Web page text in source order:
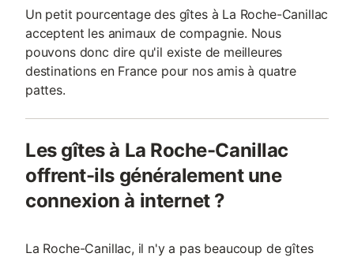
Un petit pourcentage des gîtes à La Roche-Canillac
acceptent les animaux de compagnie. Nous
pouvons donc dire qu'il existe de meilleures
destinations en France pour nos amis à quatre
pattes.
Les gîtes à La Roche-Canillac
offrent-ils généralement une
connexion à internet ?
La Roche-Canillac, il n'y a pas beaucoup de gîtes